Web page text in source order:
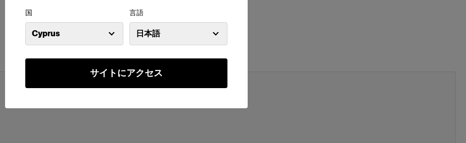
国
Cyprus
言語
日本語
サイトにアクセス